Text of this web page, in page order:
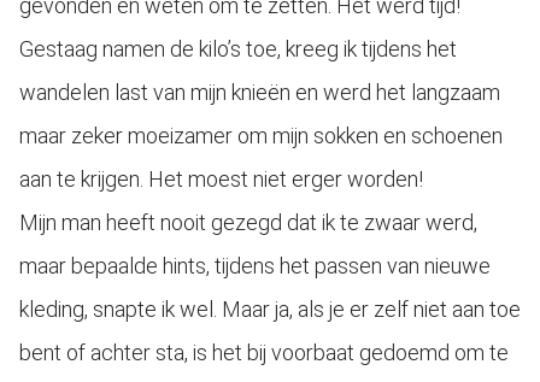
gevonden en weten om te zetten. Het werd tijd!
Gestaag namen de kilo’s toe, kreeg ik tijdens het
wandelen last van mijn knieën en werd het langzaam
maar zeker moeizamer om mijn sokken en schoenen
aan te krijgen. Het moest niet erger worden!
Mijn man heeft nooit gezegd dat ik te zwaar werd,
maar bepaalde hints, tijdens het passen van nieuwe
kleding, snapte ik wel. Maar ja, als je er zelf niet aan toe
bent of achter sta, is het bij voorbaat gedoemd om te
over
van
gebruikt
de
Hierdoor